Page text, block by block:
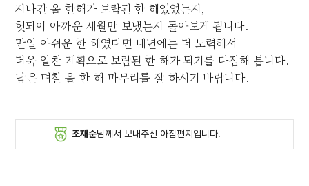
지나간 올 한해가 보람된 한 해였었는지,
헛되이 아까운 세월만 보냈는지 돌아보게 됩니다.
만일 아쉬운 한 해였다면 내년에는 더 노력해서
더욱 알찬 계획으로 보람된 한 해가 되기를 다짐해 봅니다.
남은 며칠 올 한 해 마무리를 잘 하시기 바랍니다.
조재순님께서 보내주신 아침편지입니다.